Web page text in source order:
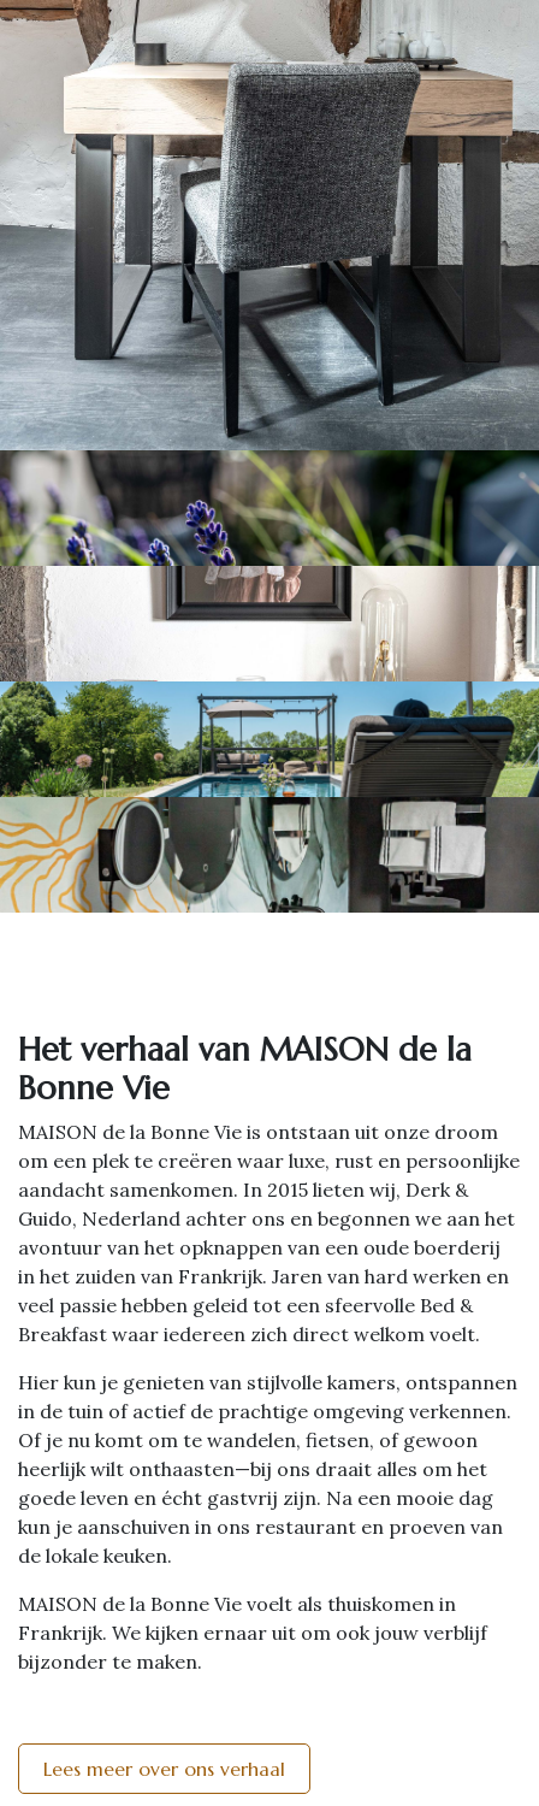
Het ve​rhaal van MAISON de la
Bonne Vie
MAISON de la Bonne Vie is ontstaan uit onze droom
om een plek te creëren waar luxe, rust en persoonlijke
aandacht samenkomen. In 2015 lieten wij, Derk &
Guido, Nederland achter ons en begonnen we aan het
avontuur van het opknappen van een oude boerderij
in het zuiden van Frankrijk. Jaren van hard werken en
veel passie hebben geleid tot een sfeervolle Bed &
Breakfast waar iedereen zich direct welkom voelt.
Hier kun je genieten van stijlvolle kamers, ontspannen
in de tuin of actief de prachtige omgeving verkennen.
Of je nu komt om te wandelen, fietsen, of gewoon
heerlijk wilt onthaasten—bij ons draait alles om het
goede leven en écht gastvrij zijn. Na een mooie dag
kun je aanschuiven in ons restaurant en proeven van
de lokale keuken.
MAISON de la Bonne Vie voelt als thuiskomen in
Frankrijk. We kijken ernaar uit om ook jouw verblijf
bijzonder te maken.
Lees meer over ons verhaal